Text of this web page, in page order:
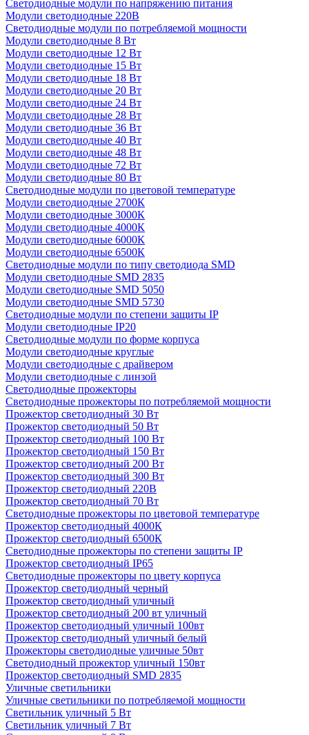
Светодиодные модули по напряжению питания
Модули светодиодные 220В
Светодиодные модули по потребляемой мощности
Модули светодиодные 8 Вт
Модули светодиодные 12 Вт
Модули светодиодные 15 Вт
Модули светодиодные 18 Вт
Модули светодиодные 20 Вт
Модули светодиодные 24 Вт
Модули светодиодные 28 Вт
Модули светодиодные 36 Вт
Модули светодиодные 40 Вт
Модули светодиодные 48 Вт
Модули светодиодные 72 Вт
Модули светодиодные 80 Вт
Светодиодные модули по цветовой температуре
Модули светодиодные 2700К
Модули светодиодные 3000К
Модули светодиодные 4000К
Модули светодиодные 6000К
Модули светодиодные 6500К
Светодиодные модули по типу светодиода SMD
Модули светодиодные SMD 2835
Модули светодиодные SMD 5050
Модули светодиодные SMD 5730
Светодиодные модули по степени защиты IP
Модули светодиодные IP20
Светодиодные модули по форме корпуса
Модули светодиодные круглые
Модули светодиодные с драйвером
Модули светодиодные с линзой
Светодиодные прожекторы
Светодиодные прожекторы по потребляемой мощности
Прожектор светодиодный 30 Вт
Прожектор светодиодный 50 Вт
Прожектор светодиодный 100 Вт
Прожектор светодиодный 150 Вт
Прожектор светодиодный 200 Вт
Прожектор светодиодный 300 Вт
Прожектор светодиодный 220В
Прожектор светодиодный 70 Вт
Светодиодные прожекторы по цветовой температуре
Прожектор светодиодный 4000К
Прожектор светодиодный 6500К
Светодиодные прожекторы по степени защиты IP
Прожектор светодиодный IP65
Светодиодные прожекторы по цвету корпуса
Прожектор светодиодный черный
Прожектор светодиодный уличный
Прожектор светодиодный 200 вт уличный
Прожектор светодиодный уличный 100вт
Прожектор светодиодный уличный белый
Прожекторы светодиодные уличные 50вт
Светодиодный прожектор уличный 150вт
Прожектор светодиодный SMD 2835
Уличные светильники
Уличные светильники по потребляемой мощности
Светильник уличный 5 Вт
Светильник уличный 7 Вт